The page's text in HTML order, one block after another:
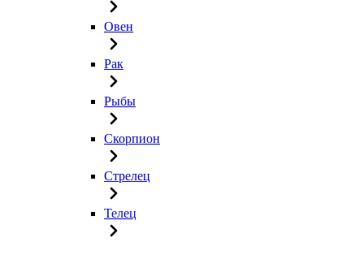
Овен
Рак
Рыбы
Скорпион
Стрелец
Телец